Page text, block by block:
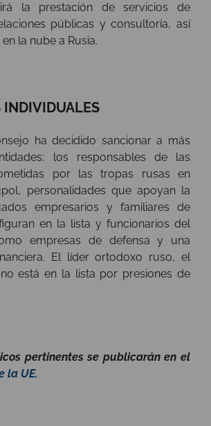
la prestación de servicios de
públicas y consultoría, así
la nube a Rusia.
INDIVIDUALES
ha decidido sancionar a más
los responsables de las
por las tropas rusas en
personalidades que apoyan la
empresarios y familiares de
en la lista y funcionarios del
empresas de defensa y una
El líder ortodoxo ruso, el
está en la lista por presiones de
pertinentes se publicarán en el
la UE.